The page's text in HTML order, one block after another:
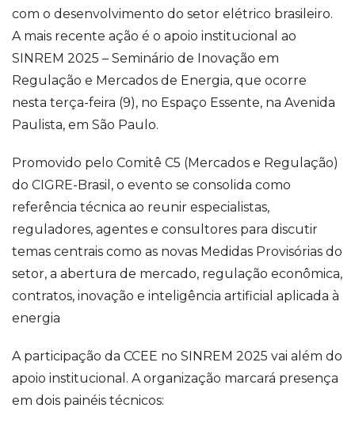
com o desenvolvimento do setor elétrico brasileiro.
A mais recente ação é o apoio institucional ao
SINREM 2025 – Seminário de Inovação em
Regulação e Mercados de Energia, que ocorre
nesta terça-feira (9), no Espaço Essente, na Avenida
Paulista, em São Paulo.
Promovido pelo Comitê C5 (Mercados e Regulação)
do CIGRE-Brasil, o evento se consolida como
referência técnica ao reunir especialistas,
reguladores, agentes e consultores para discutir
temas centrais como as novas Medidas Provisórias do
setor, a abertura de mercado, regulação econômica,
contratos, inovação e inteligência artificial aplicada à
energia
A participação da CCEE no SINREM 2025 vai além do
apoio institucional. A organização marcará presença
em dois painéis técnicos: